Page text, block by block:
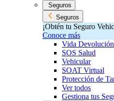
Seguros
Seguros
¡Obtén tu Seguro
Conoce más
Vida Devolución
SOS Salud
Vehicular
SOAT Virtual
Protección de
Ver todos
Gestiona tus